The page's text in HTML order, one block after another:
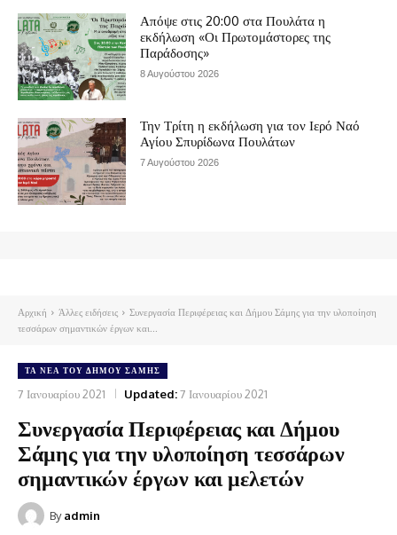
Απόψε στις 20:00 στα Πουλάτα η
εκδήλωση «Οι Πρωτομάστορες της
Παράδοσης»
8 Αυγούστου 2026
Την Τρίτη η εκδήλωση για τον Ιερό Ναό
Αγίου Σπυρίδωνα Πουλάτων
7 Αυγούστου 2026